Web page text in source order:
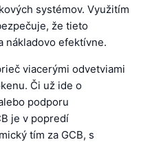
systémov. Využitím
že tieto
nákladovo efektívne.
viacerými odvetviami
Či už ide o
podporu
je v popredí
tím za GCB, s